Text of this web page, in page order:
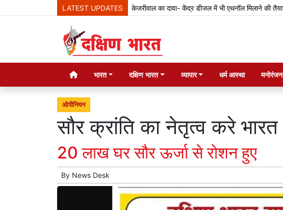
LATEST UPDATESकेजरीवाल का दावा- केंद्र डीजल में भी एथनॉल मिलाने की तैयारी में है
भारत दक्षिण भारत व्यापार धर्म आस्था मनोरंजन
ओपीनियन
सौर क्रांति का नेतृत्व करे भारत
20 लाख घर सौर ऊर्जा से रोशन हुए
By News Desk